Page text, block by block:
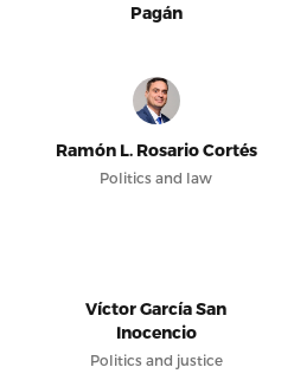
Pagán
Ramón L. Rosario Cortés
Politics and law
Víctor García San
Inocencio
Politics and justice